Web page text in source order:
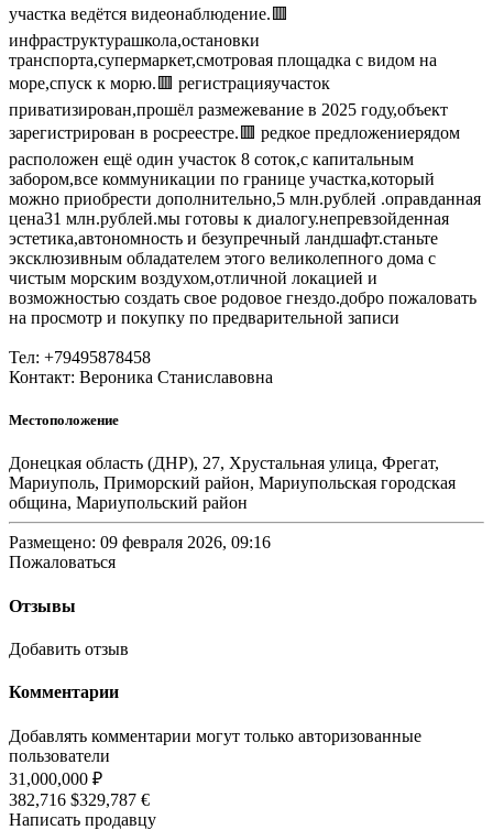
участка ведётся видеонаблюдение.🟥
инфраструктурашкола,остановки
транспорта,супермаркет,смотровая площадка с видом на
море,спуск к морю.🟥 регистрацияучасток
приватизирован,прошёл размежевание в 2025 году,объект
зарегистрирован в росреестре.🟥 редкое предложениерядом
расположен ещё один участок 8 соток,с капитальным
забором,все коммуникации по границе участка,который
можно приобрести дополнительно,5 млн.рублей .оправданная
цена31 млн.рублей.мы готовы к диалогу.непревзойденная
эстетика,автономность и безупречный ландшафт.станьте
эксклюзивным обладателем этого великолепного дома с
чистым морским воздухом,отличной локацией и
возможностью создать свое родовое гнездо.добро пожаловать
на просмотр и покупку по предварительной записи
Тел: +79495878458
Контакт: Вероника Станиславовна
Местоположение
Донецкая область (ДНР), 27, Хрустальная улица, Фрегат,
Мариуполь, Приморский район, Мариупольская городская
община, Мариупольский район
Размещено: 09 февраля 2026, 09:16
Пожаловаться
Отзывы
Добавить отзыв
Комментарии
Добавлять комментарии могут только авторизованные
пользователи
31,000,000 ₽
382,716 $329,787 €
Написать продавцу